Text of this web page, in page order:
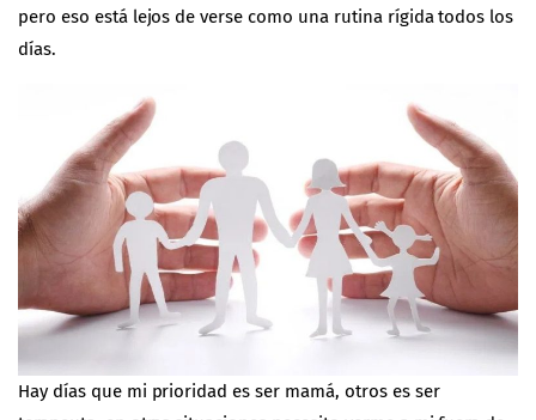
pero eso está lejos de verse como una rutina rígida todos los
días.
Hay días que mi prioridad es ser mamá, otros es ser